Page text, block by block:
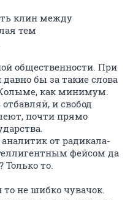
клин между
тем
общественности. При
бы за такие слова
как минимум.
и свобод
почти прямо
от радикала-
фейсом да
то.
не шибко чувачок.